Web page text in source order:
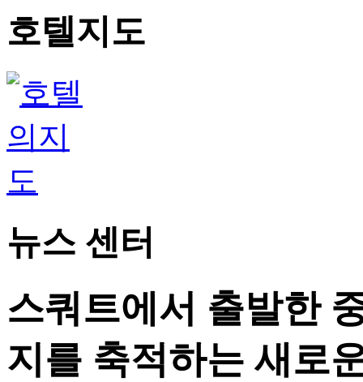
호텔지도
뉴스 센터
스쿼트에서 출발한
지를 축적하는 새로